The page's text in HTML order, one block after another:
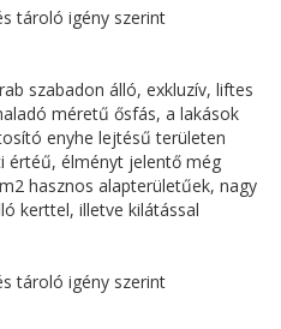
tároló igény szerint
szabadon álló, exkluzív, liftes
méretű ősfás, a lakások
enyhe lejtésű területen
értéű, élményt jelentő még
hasznos alapterületűek, nagy
kerttel, illetve kilátással
tároló igény szerint